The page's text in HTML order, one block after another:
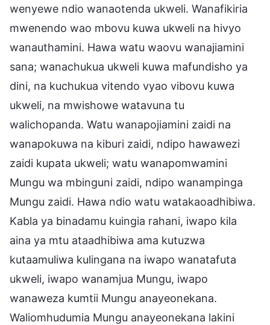
wenyewe ndio wanaotenda ukweli. Wanafikiria
mwenendo wao mbovu kuwa ukweli na hivyo
wanauthamini. Hawa watu waovu wanajiamini
sana; wanachukua ukweli kuwa mafundisho ya
dini, na kuchukua vitendo vyao vibovu kuwa
ukweli, na mwishowe watavuna tu
walichopanda. Watu wanapojiamini zaidi na
wanapokuwa na kiburi zaidi, ndipo hawawezi
zaidi kupata ukweli; watu wanapomwamini
Mungu wa mbinguni zaidi, ndipo wanampinga
Mungu zaidi. Hawa ndio watu watakaoadhibiwa.
Kabla ya binadamu kuingia rahani, iwapo kila
aina ya mtu ataadhibiwa ama kutuzwa
kutaamuliwa kulingana na iwapo wanatafuta
ukweli, iwapo wanamjua Mungu, iwapo
wanaweza kumtii Mungu anayeonekana.
Waliomhudumia Mungu anayeonekana lakini